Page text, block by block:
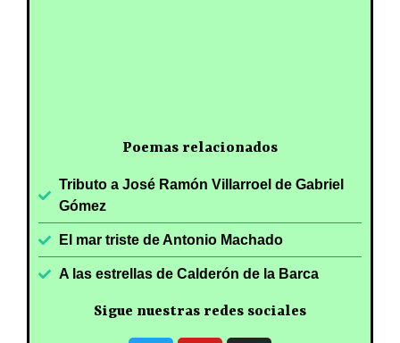
Poemas relacionados
Tributo a José Ramón Villarroel de Gabriel
Gómez
El mar triste de Antonio Machado
A las estrellas de Calderón de la Barca
Sigue nuestras redes sociales